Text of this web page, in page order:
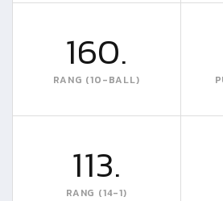
160.
RANG (10-BALL)
113.
RANG (14-1)